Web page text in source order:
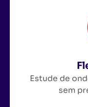
Estude de
sem